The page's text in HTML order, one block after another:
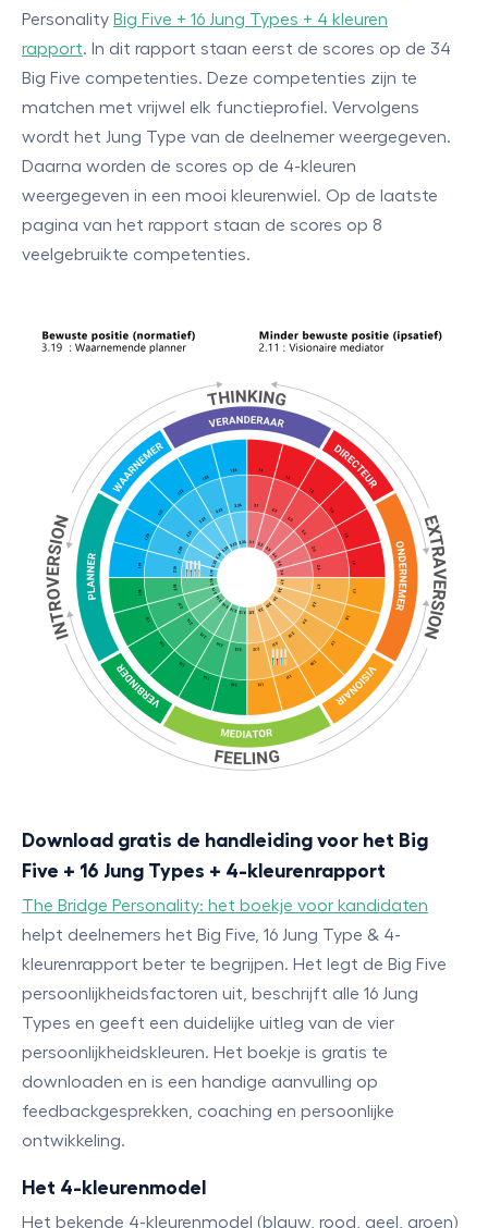
Personality Big Five + 16 Jung Types + 4 kleuren
rapport. In dit rapport staan eerst de scores op de 34
Big Five competenties. Deze competenties zijn te
matchen met vrijwel elk functieprofiel. Vervolgens
wordt het Jung Type van de deelnemer weergegeven.
Daarna worden de scores op de 4-kleuren
weergegeven in een mooi kleurenwiel. Op de laatste
pagina van het rapport staan de scores op 8
veelgebruikte competenties.
Download gratis de handleiding voor het Big
Five + 16 Jung Types + 4-kleurenrapport
The Bridge Personality: het boekje voor kandidaten
helpt deelnemers het Big Five, 16 Jung Type & 4-
kleurenrapport beter te begrijpen. Het legt de Big Five
persoonlijkheidsfactoren uit, beschrijft alle 16 Jung
Types en geeft een duidelijke uitleg van de vier
persoonlijkheidskleuren. Het boekje is gratis te
downloaden en is een handige aanvulling op
feedbackgesprekken, coaching en persoonlijke
ontwikkeling.
Het 4-kleurenmodel
Het bekende 4-kleurenmodel (blauw, rood, geel, groen)